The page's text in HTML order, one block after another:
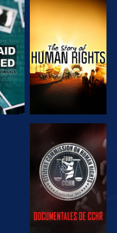
VE
VE